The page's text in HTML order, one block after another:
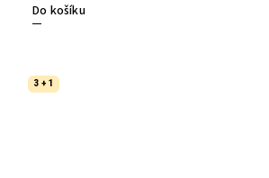
Do košíku
3 + 1